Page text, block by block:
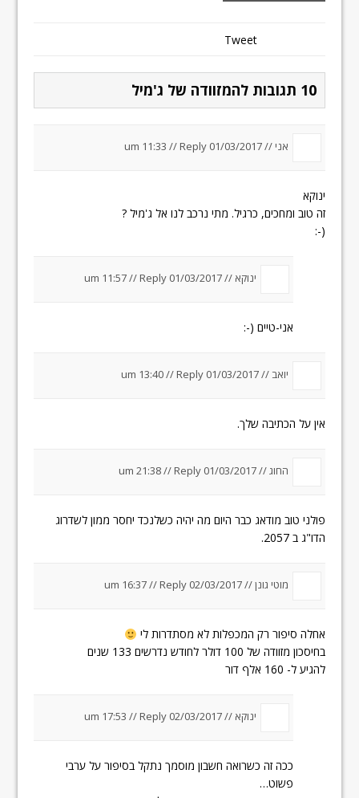
Tweet
10 תגובות להמזוודה של ג'מיל
אני //01/03/2017 um 11:33
//Reply
ינוקא
זה טוב ומחכים, כרגיל. מתי נרכב לנו אל ג'מיל ?
(-:
ינוקא //01/03/2017 um 11:57
//Reply
אני-טיים (-:
יואב //01/03/2017 um 13:40
//Reply
אין על הכתיבה שלך.
החוג //01/03/2017 um 21:38
//Reply
פולני טוב מודאג כבר היום מה יהיה כשלנכד יחסר ממון לשדרוג
הדו"ג ב 2057.
מוטי גונן //02/03/2017 um 16:37
//Reply
אחלה סיפור רק המכפלות לא מסתדרות לי
בחיסכון מזוודה של 100 דולר לחודש נדרשים 133 שנים
להגיע ל- 160 אלף דור
ינוקא //02/03/2017 um 17:53
//Reply
ככה זה כשרואה חשבון מוסמך נתקל בסיפור על ערבי
פשוט…